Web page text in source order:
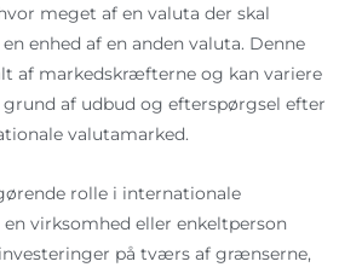
meget af en valuta der skal
enhed af en anden valuta. Denne
af markedskræfterne og kan variere
af udbud og efterspørgsel efter
valutamarked.
rolle i internationale
virksomhed eller enkeltperson
på tværs af grænserne,